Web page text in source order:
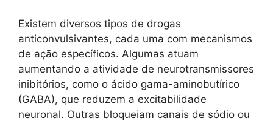
Existem diversos tipos de drogas
anticonvulsivantes, cada uma com mecanismos
de ação específicos. Algumas atuam
aumentando a atividade de neurotransmissores
inibitórios, como o ácido gama-aminobutírico
(GABA), que reduzem a excitabilidade
neuronal. Outras bloqueiam canais de sódio ou